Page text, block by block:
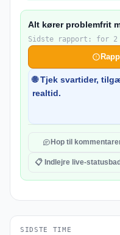
Alt kører problemfrit
Sidste rapport: for 2
🌐 Tjek svartider,
realtid.
Hop til
📋 Indlejre live-
SIDSTE TIME